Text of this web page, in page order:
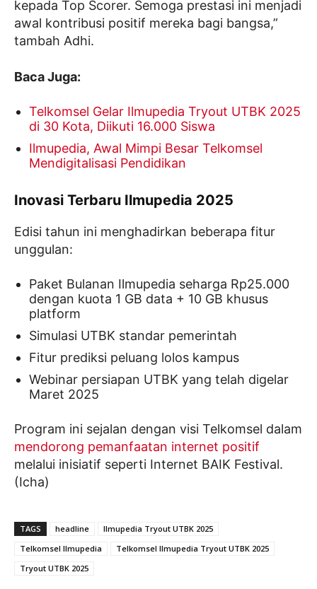
kepada Top Scorer. Semoga prestasi ini menjadi
awal kontribusi positif mereka bagi bangsa,”
tambah Adhi.
Baca Juga:
Telkomsel Gelar Ilmupedia Tryout UTBK 2025
di 30 Kota, Diikuti 16.000 Siswa
Ilmupedia, Awal Mimpi Besar Telkomsel
Mendigitalisasi Pendidikan
Inovasi Terbaru Ilmupedia 2025
Edisi tahun ini menghadirkan beberapa fitur
unggulan:
Paket Bulanan Ilmupedia seharga Rp25.000
dengan kuota 1 GB data + 10 GB khusus
platform
Simulasi UTBK standar pemerintah
Fitur prediksi peluang lolos kampus
Webinar persiapan UTBK yang telah digelar
Maret 2025
Program ini sejalan dengan visi Telkomsel dalam
mendorong pemanfaatan internet positif
melalui inisiatif seperti Internet BAIK Festival.
(Icha)
TAGS headline
Ilmupedia Tryout UTBK 2025
Telkomsel Ilmupedia
Telkomsel Ilmupedia Tryout UTBK 2025
Tryout UTBK 2025